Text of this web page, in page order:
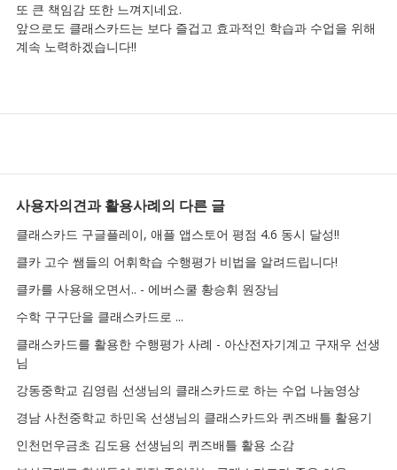
또 큰 책임감 또한 느껴지네요.
앞으로도 클래스카드는 보다 즐겁고 효과적인 학습과 수업을 위해
계속 노력하겠습니다!!
사용자의견과 활용사례의 다른 글
클래스카드 구글플레이, 애플 앱스토어 평점 4.6 동시 달성!!
클카 고수 쌤들의 어휘학습 수행평가 비법을 알려드립니다!
클카를 사용해오면서.. - 에버스쿨 황승휘 원장님
수학 구구단을 클래스카드로 ...
클래스카드를 활용한 수행평가 사례 - 아산전자기계고 구재우 선생
님
강동중학교 김영림 선생님의 클래스카드로 하는 수업 나눔영상
경남 사천중학교 하민옥 선생님의 클래스카드와 퀴즈배틀 활용기
인천먼우금초 김도용 선생님의 퀴즈배틀 활용 소감